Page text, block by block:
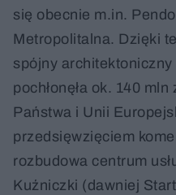
się obecnie m.in.
Metropolitalna. Dzięki
spójny
pochłonęła ok. 140
Państwa i Unii
przedsięwzięciem
rozbudowa centrum
Kuźniczki (dawniej